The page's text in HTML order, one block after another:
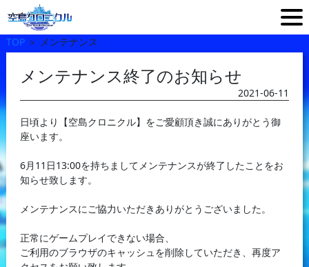
TOP＞ メンテナンス
メンテナンス終了のお知らせ
2021-06-11
日頃より【空島クロニクル】をご愛顧頂き誠にありがとう御
座います。
6月11日13:00を持ちましてメンテナンスが終了したことをお
知らせ致します。
メンテナンスにご協力いただきありがとうございました。
正常にゲームプレイできない場合、
ご利用のブラウザのキャッシュを削除していただき、再度ア